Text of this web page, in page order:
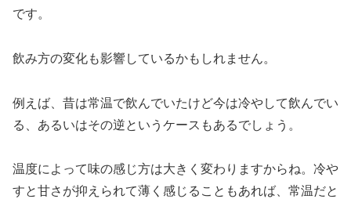
です。
飲み方の変化も影響しているかもしれません。
例えば、昔は常温で飲んでいたけど今は冷やして飲んでい
る、あるいはその逆というケースもあるでしょう。
温度によって味の感じ方は大きく変わりますからね。冷や
すと甘さが抑えられて薄く感じることもあれば、常温だと